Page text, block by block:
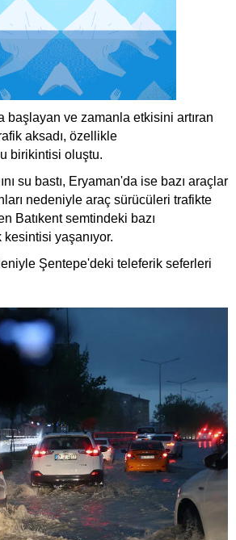
başlayan ve zamanla etkisini artıran
aksadı, özellikle
birikintisi oluştu.
su bastı, Eryaman'da ise bazı araçlar
nedeniyle araç sürücüleri trafikte
Batıkent semtindeki bazı
yaşanıyor.
Şentepe'deki teleferik seferleri